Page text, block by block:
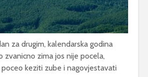
za drugim, kalendarska godina
zvanicno zima jos nije pocela,
poceo keziti zube i nagovjestavati